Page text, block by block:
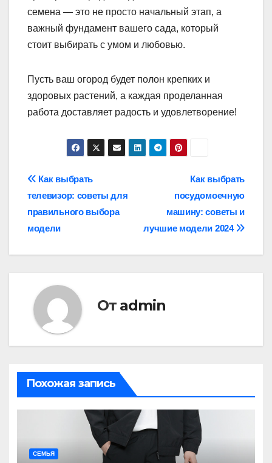
семена — это не просто начальный этап, а
важный фундамент вашего сада, который
стоит выбирать с умом и любовью.
Пусть ваш огород будет полон крепких и
здоровых растений, а каждая проделанная
работа доставляет радость и удовлетворение!
Навигация
по
записям
Как выбрать
посудомоечную
машину: советы и
лучшие модели 2024
Как выбрать
телевизор: советы для
правильного выбора
модели
От admin
Похожая запись
СЕМЬЯ